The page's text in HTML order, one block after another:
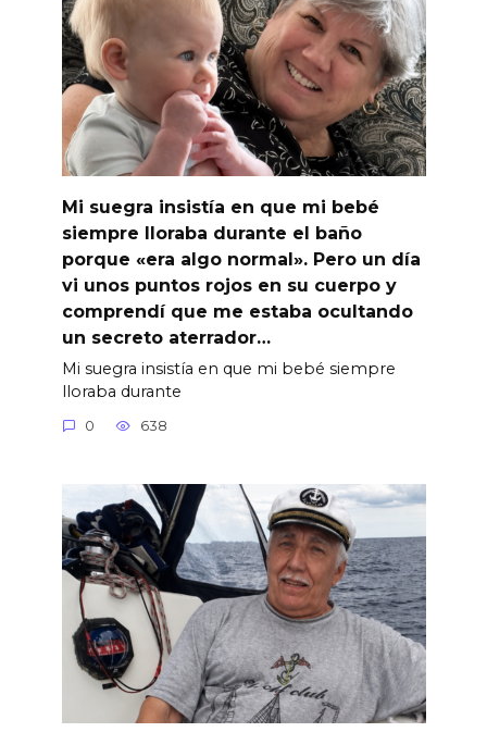
Mi suegra insistía en que mi bebé
siempre lloraba durante el baño
porque «era algo normal». Pero un día
vi unos puntos rojos en su cuerpo y
comprendí que me estaba ocultando
un secreto aterrador…
Mi suegra insistía en que mi bebé siempre
lloraba durante
0 638